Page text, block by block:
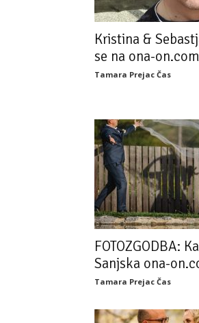
Kristina &
se na ona-on.com
Tamara Prejac Čas
FOTOZGODBA:
Sanjska ona-
Tamara Prejac Čas